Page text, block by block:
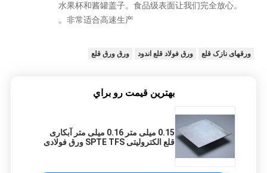
水果杯和酱罐盖子。食品级表面让我们完全放心。
非常适合高速生产。
ورقهای نازک قلع ورق فولاد قلع اندود ورق ورق قلع
بهترين قيمت رو براي
0.15 میلی متر 0.16 میلی متر آبکاری
قلع الکترولیتی SPTE TFS ورق فولادی